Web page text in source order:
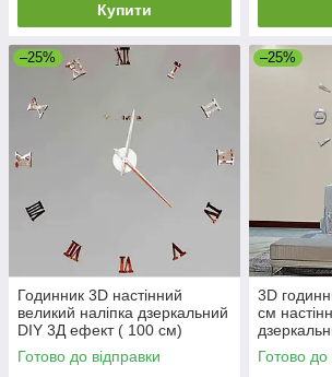
Купити
–25%
Годинник 3D настінний
великий наліпка дзеркальний
DIY 3Д ефект ( 100 см)
Римські-Cu-100 бронзовий
мідний
Готово до відправки
–25%
3D
см
Готово до